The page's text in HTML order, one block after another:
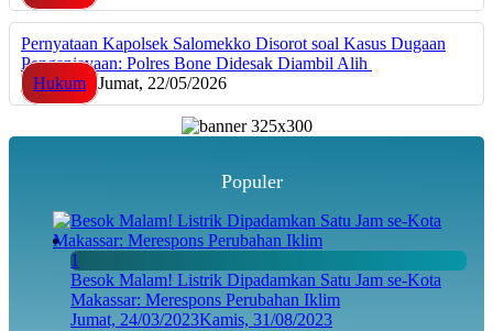
Pernyataan Kapolsek Salomekko Disorot soal Kasus Dugaan
Penganiayaan: Polres Bone Didesak Diambil Alih
Hukum
Jumat, 22/05/2026
Populer
1
Besok Malam! Listrik Dipadamkan Satu Jam se-Kota
Makassar: Merespons Perubahan Iklim
Jumat, 24/03/2023Kamis, 31/08/2023